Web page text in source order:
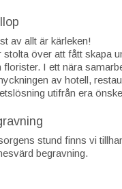
av allt är kärleken!
stolta över att fått skapa
florister. I ett nära
av hotell,
utifrån era
stund finns vi
begravning.